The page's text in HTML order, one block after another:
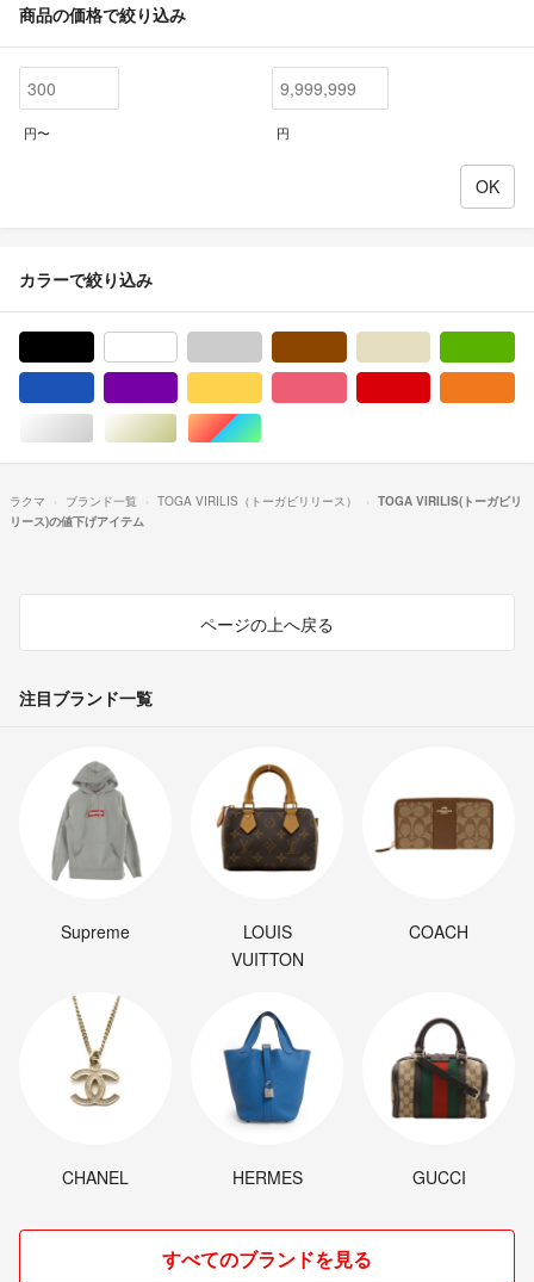
商品の価格で絞り込み
円〜 円
カラーで絞り込み
シルバー/銀色系ゴールド/金色系マルチカラー
ラクマ ブランド一覧 TOGA VIRILIS（トーガビリリース）
TOGA VIRILIS(トーガビリ
リース)の値下げアイテム
ページの上へ戻る
注目ブランド一覧
Supreme
LOUIS
VUITTON
COACH
CHANEL HERMES GUCCI
すべてのブランドを見る